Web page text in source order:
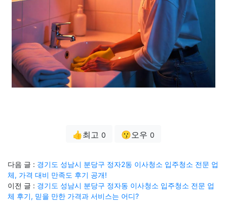
👍최고 0 😗오우 0
다음 글 : 경기도 성남시 분당구 정자2동 이사청소 입주청소 전문 업
체, 가격 대비 만족도 후기 공개!
이전 글 : 경기도 성남시 분당구 정자동 이사청소 입주청소 전문 업
체 후기, 믿을 만한 가격과 서비스는 어디?